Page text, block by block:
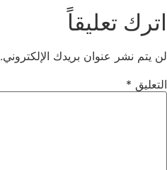
اترك تعليقاً
لن يتم نشر عنوان بريدك الإلكتروني.
التعليق *